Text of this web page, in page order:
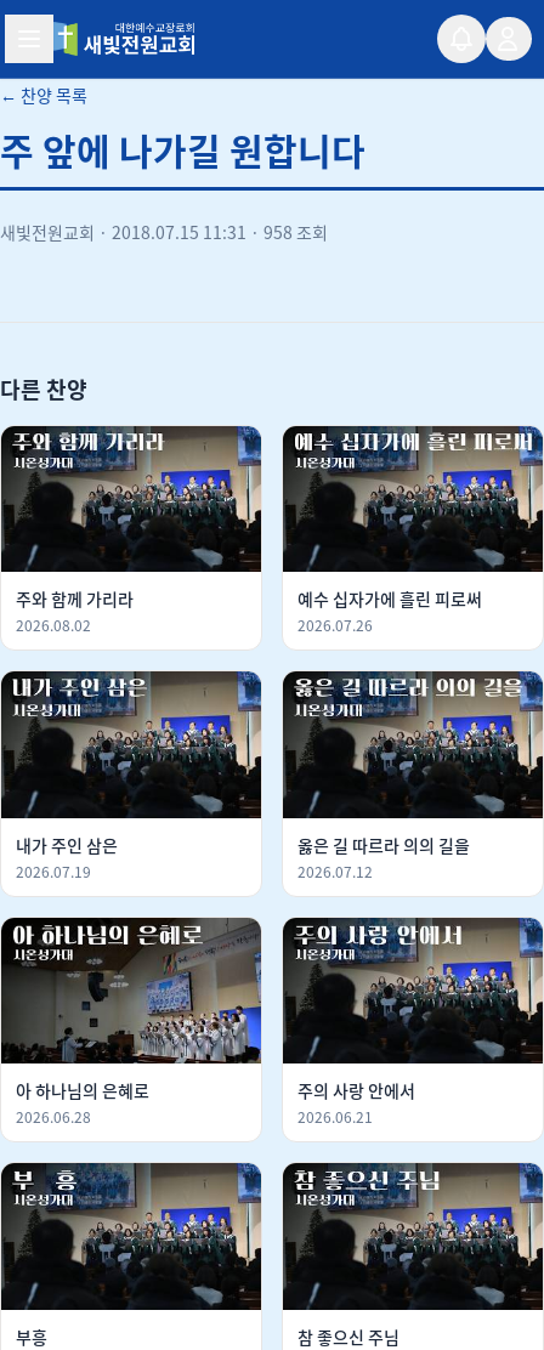
새빛전원교회
← 찬양 목록
주 앞에 나가길 원합니다
새빛전원교회 · 2018.07.15 11:31 · 958 조회
다른 찬양
주와 함께 가리라
2026.08.02
예수 십자가에 흘린 피로써
2026.07.26
내가 주인 삼은
2026.07.19
옳은 길 따르라 의의 길을
2026.07.12
아 하나님의 은혜로
2026.06.28
주의 사랑 안에서
2026.06.21
부흥 참 좋으신 주님